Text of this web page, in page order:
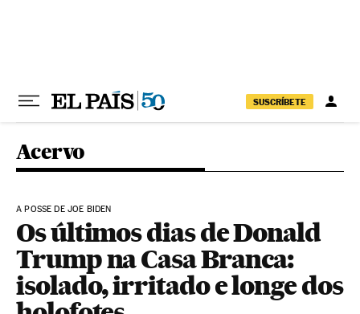
SUSCRÍBETE
Acervo
A POSSE DE JOE BIDEN
Os últimos dias de Donald
Trump na Casa Branca:
isolado, irritado e longe dos